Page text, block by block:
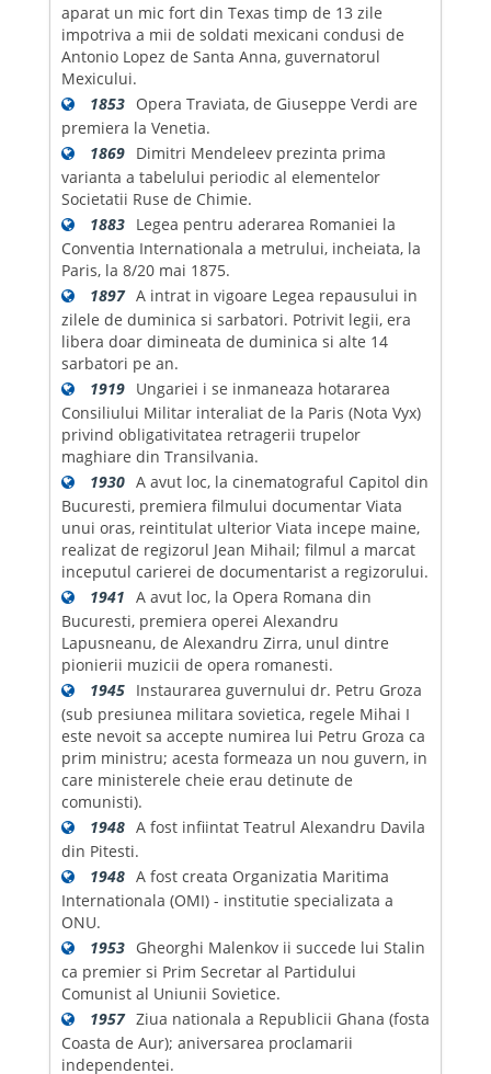
aparat un mic fort din Texas timp de 13 zile
impotriva a mii de soldati mexicani condusi de
Antonio Lopez de Santa Anna, guvernatorul
Mexicului.
1853 Opera Traviata, de Giuseppe Verdi are
premiera la Venetia.
1869 Dimitri Mendeleev prezinta prima
varianta a tabelului periodic al elementelor
Societatii Ruse de Chimie.
1883 Legea pentru aderarea Romaniei la
Conventia Internationala a metrului, incheiata, la
Paris, la 8/20 mai 1875.
1897 A intrat in vigoare Legea repausului in
zilele de duminica si sarbatori. Potrivit legii, era
libera doar dimineata de duminica si alte 14
sarbatori pe an.
1919 Ungariei i se inmaneaza hotararea
Consiliului Militar interaliat de la Paris (Nota Vyx)
privind obligativitatea retragerii trupelor
maghiare din Transilvania.
1930 A avut loc, la cinematograful Capitol din
Bucuresti, premiera filmului documentar Viata
unui oras, reintitulat ulterior Viata incepe maine,
realizat de regizorul Jean Mihail; filmul a marcat
inceputul carierei de documentarist a regizorului.
1941 A avut loc, la Opera Romana din
Bucuresti, premiera operei Alexandru
Lapusneanu, de Alexandru Zirra, unul dintre
pionierii muzicii de opera romanesti.
1945 Instaurarea guvernului dr. Petru Groza
(sub presiunea militara sovietica, regele Mihai I
este nevoit sa accepte numirea lui Petru Groza ca
prim ministru; acesta formeaza un nou guvern, in
care ministerele cheie erau detinute de
comunisti).
1948 A fost infiintat Teatrul Alexandru Davila
din Pitesti.
1948 A fost creata Organizatia Maritima
Internationala (OMI) - institutie specializata a
ONU.
1953 Gheorghi Malenkov ii succede lui Stalin
ca premier si Prim Secretar al Partidului
Comunist al Uniunii Sovietice.
1957 Ziua nationala a Republicii Ghana (fosta
Coasta de Aur); aniversarea proclamarii
independentei.